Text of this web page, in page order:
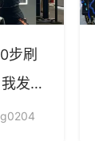
步刷
发现
不是